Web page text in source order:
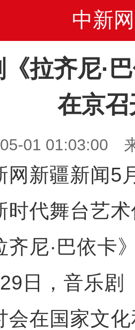
中新网
拉齐尼·
在京召
01 01:03:00
新疆新闻5
时代舞台艺
齐尼·巴依卡
日，音乐剧
会在国家文